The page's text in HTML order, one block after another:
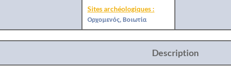
Sites archéologiques :
Ορχομενός, Βοιωτία
Description